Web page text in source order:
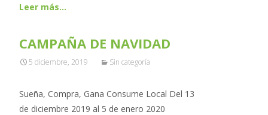
Leer más…
CAMPAÑA DE NAVIDAD
5 diciembre, 2019 Sin categoría
Sueña, Compra, Gana Consume Local Del 13
de diciembre 2019 al 5 de enero 2020